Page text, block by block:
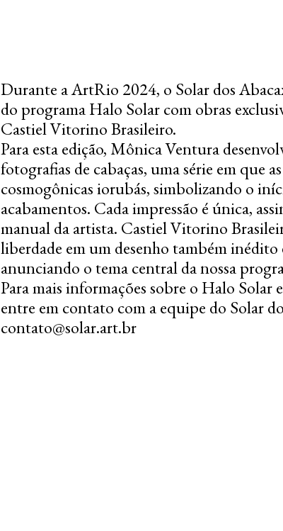
Durante a ArtRio 2024, o Solar dos
do programa Halo Solar com obras
Castiel Vitorino Brasileiro.
Para esta edição, Mônica Ventura
fotografias de cabaças, uma série em que
cosmogônicas iorubás, simbolizando o
acabamentos. Cada impressão é única,
manual da artista. Castiel Vitorino
liberdade em um desenho também
anunciando o tema central da nossa
Para mais informações sobre o Halo Solar
entre em contato com a equipe do Solar
contato@solar.art.br